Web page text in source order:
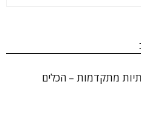
מתקדמות – הכלים